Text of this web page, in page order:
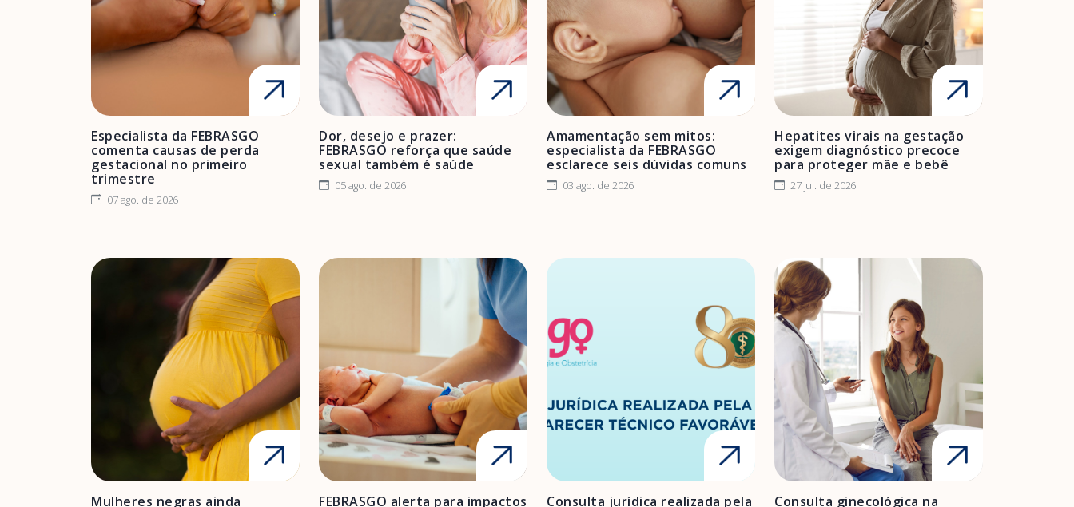
Especialista da FEBRASGO
comenta causas de perda
gestacional no primeiro
trimestre
07 ago. de 2026
Dor, desejo e prazer:
FEBRASGO reforça que saúde
sexual também é saúde
05 ago. de 2026
Amamentação sem mitos:
especialista da FEBRASGO
esclarece seis dúvidas comuns
03 ago. de 2026
Hepatites virais na gestação
exigem diagnóstico precoce
para proteger mãe e bebê
27 jul. de 2026
Mulheres negras ainda
FEBRASGO alerta para impactos
Consulta jurídica realizada pela
Consulta ginecológica na